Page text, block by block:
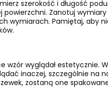
szerokość i długość
powierzchni. Zanotuj
wymiarach. Pamiętaj, aby
wzór wyglądał estetycznie.
inaczej, szczególnie na
zostaną one